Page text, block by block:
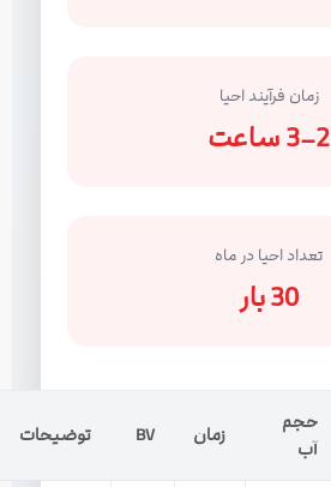
زمان فرآیند احیا
2–3 ساعت
تعداد احیا در ماه
30 بار
حجم
آب
زمان BV توضیحات